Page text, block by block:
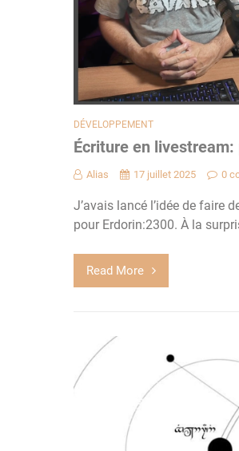
DÉVELOPPEMENT
Écriture en
Alias 17 juillet 2025 0
J’avais lancé l’idée de faire
pour Erdorin:2300. À la
Read More